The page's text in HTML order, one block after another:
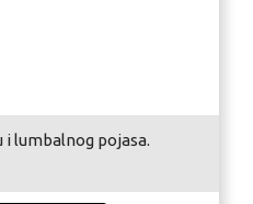
i lumbalnog pojasa.